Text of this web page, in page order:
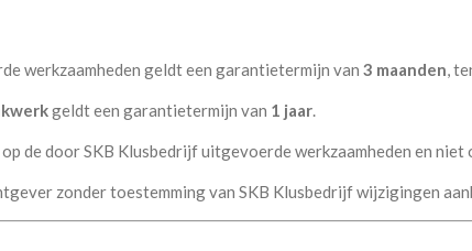
werkzaamheden geldt een garantietermijn van 3 maanden,
geldt een garantietermijn van 1 jaar.
de door SKB Klusbedrijf uitgevoerde werkzaamheden en
zonder toestemming van SKB Klusbedrijf wijzigingen